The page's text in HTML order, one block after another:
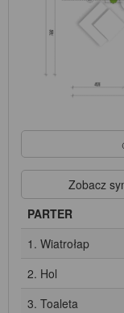
Zobacz
PARTER
1. Wiatrołap
2. Hol
3. Toaleta